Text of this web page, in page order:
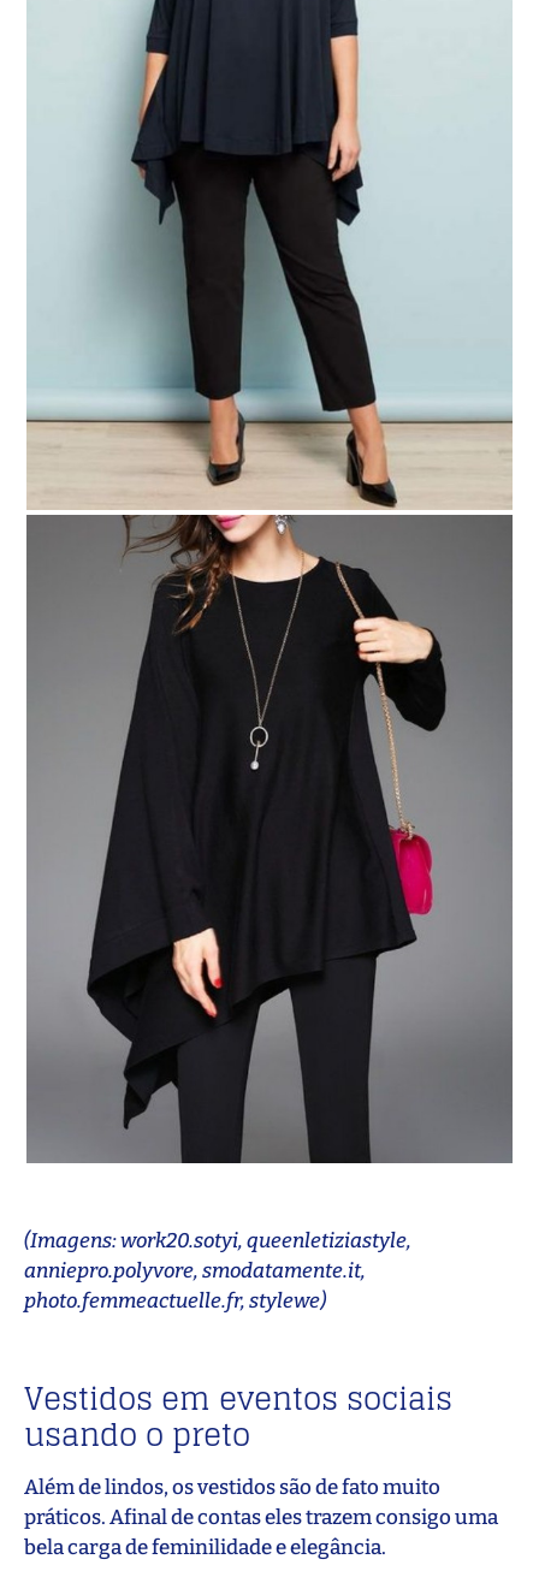
(Imagens: work20.sotyi, queenletiziastyle,
anniepro.polyvore, smodatamente.it,
photo.femmeactuelle.fr, stylewe)
Vestidos em eventos sociais
usando o preto
Além de lindos, os vestidos são de fato muito
práticos. Afinal de contas eles trazem consigo uma
bela carga de feminilidade e elegância.